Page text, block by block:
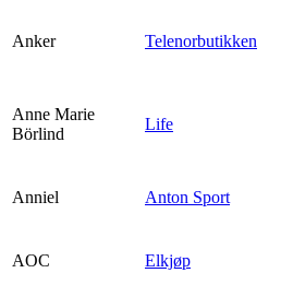
Anker Telenorbutikken
Anne Marie
Börlind
Life
Anniel Anton Sport
AOC Elkjøp